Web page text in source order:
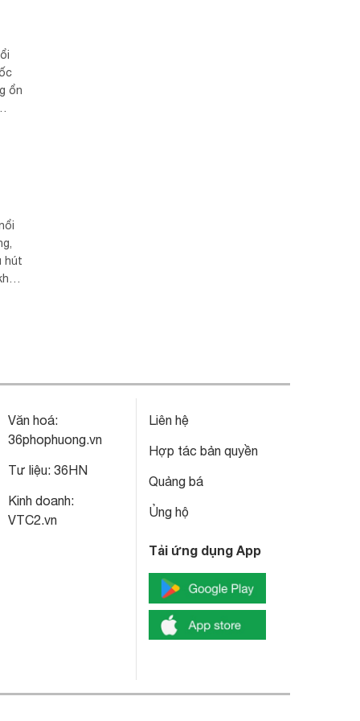
ổn
hút
Văn hoá:
36phophuong.vn
Tư liệu: 36HN
Kinh doanh:
VTC2.vn
Liên hệ
Hợp tác bản quyền
Quảng bá
Ủng hộ
Tải ứng dụng App